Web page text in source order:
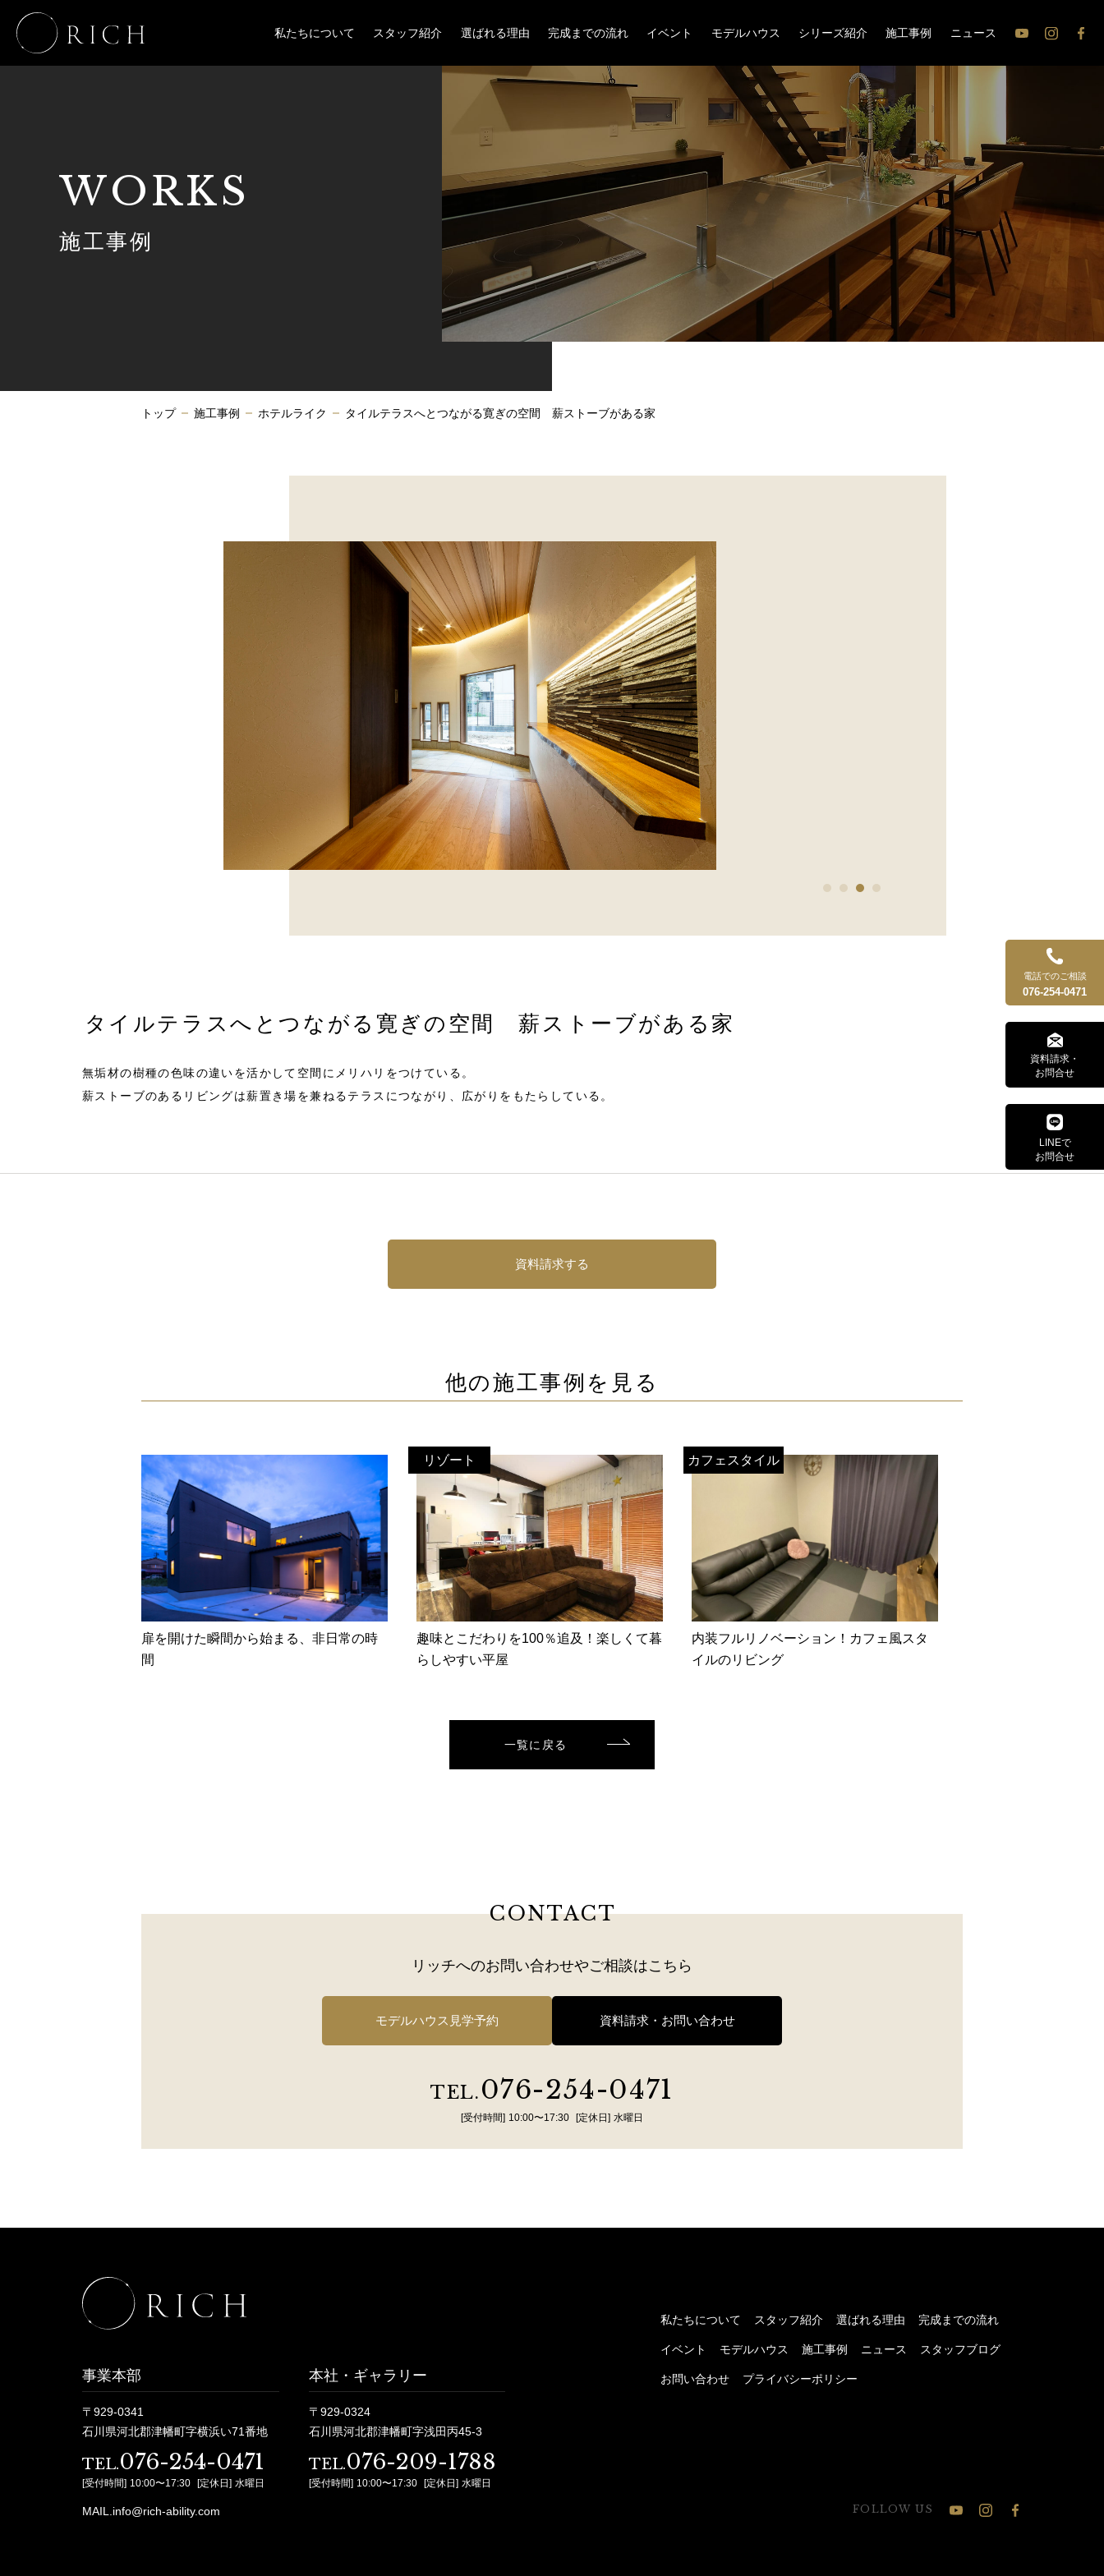
私たちについて スタッフ紹介 選ばれる理由 完成までの流れ イベント モデルハウス シリーズ紹介 施工事例 ニュース
ャ
ン
ネ
ル
WORKS
施工事例
トップ 施工事例 ホテルライク タイルテラスへとつながる寛ぎの空間 薪ストーブがある家
タイルテラスへとつながる寛ぎの空間 薪ストーブがある家
無垢材の樹種の色味の違いを活かして空間にメリハリをつけている。
薪ストーブのあるリビングは薪置き場を兼ねるテラスにつながり、広がりをもたらしている。
資料請求する
他の施工事例を見る
扉を開けた瞬間から始まる、非日常の時
間
リゾート
趣味とこだわりを100％追及！楽しくて暮
らしやすい平屋
カフェスタイル
内装フルリノベーション！カフェ風スタ
イルのリビング
一覧に戻る
CONTACT
リッチへのお問い合わせやご相談はこちら
モデルハウス見学予約 資料請求・お問い合わせ
TEL.076-254-0471
[受付時間] 10:00〜17:30 [定休日] 水曜日
電話でのご相談
076-254-0471
資料請求・
お問合せ
LINEで
お問合せ
事業本部
〒929-0341
石川県河北郡津幡町字横浜い71番地
TEL.076-254-0471
[受付時間] 10:00〜17:30 [定休日] 水曜日
MAIL.info@rich-ability.com
本社・ギャラリー
〒929-0324
石川県河北郡津幡町字浅田丙45-3
TEL.076-209-1788
[受付時間] 10:00〜17:30 [定休日] 水曜日
私たちについて スタッフ紹介 選ばれる理由 完成までの流れ
イベント モデルハウス 施工事例 ニュース スタッフブログ
お問い合わせ プライバシーポリシー
FOLLOW US